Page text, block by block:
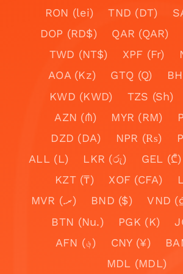
RON (lei)
TND (DT)
DOP (RD$)
QAR (QAR)
TWD (NT$)
XPF (Fr)
AOA (Kz)
GTQ (Q)
KWD (KWD)
TZS (Sh)
AZN (₼)
MYR (RM)
DZD (DA)
NPR (₨)
ALL (L)
LKR (රු) GEL (₾)
KZT (₸)
XOF (CFA)
MVR (.ރ)
BND ($) VND
BTN (Nu.)
PGK (K)
AFN (؋)
CNY (¥)
MDL (MDL)